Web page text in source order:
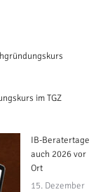
im TGZ
IB-Beratertage
auch 2026 vor
Ort
15. Dezember